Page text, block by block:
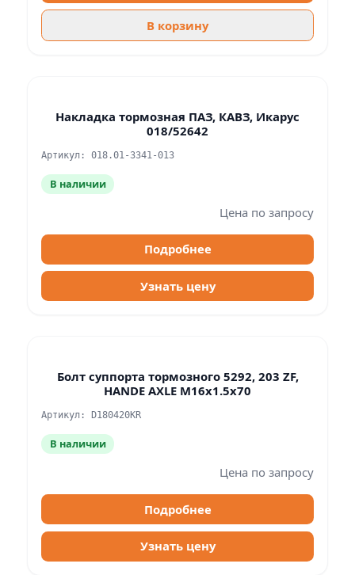
В корзину
Накладка тормозная ПАЗ, КАВЗ, Икарус
018/52642
Артикул: 018.01-3341-013
В наличии
Цена по запросу
Подробнее
Узнать цену
Болт суппорта тормозного 5292, 203 ZF,
HANDE AXLE M16x1.5x70
Артикул: D180420KR
В наличии
Цена по запросу
Подробнее
Узнать цену